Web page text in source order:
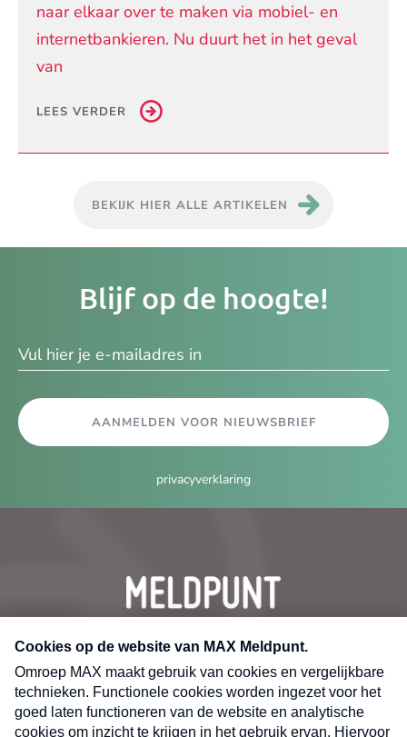
naar elkaar over te maken via mobiel- en
internetbankieren. Nu duurt het in het geval
van
LEES VERDER
BEKIJK HIER ALLE ARTIKELEN
Blijf op de hoogte!
AANMELDEN VOOR NIEUWSBRIEF
privacyverklaring
CONTACT